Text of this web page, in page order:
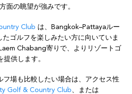
面の眺望が強みです。
Club は、Bangkok–Pattayaルー
たゴルフを楽しみたい方に向いていま
Chabang寄りで、よりリゾートゴ
提供します。
フ場も比較したい場合は、アクセス性
Golf & Country Club 、または